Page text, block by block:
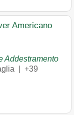
Americano
Addestramento
+39